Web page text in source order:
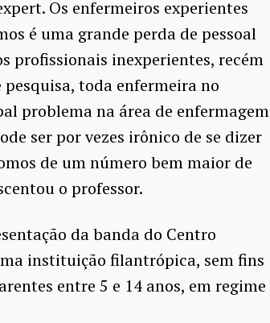
Os enfermeiros experientes
é uma grande perda de pessoal
profissionais inexperientes, recém
toda enfermeira no
problema na área de enfermagem
ser por vezes irônico de se dizer
de um número bem maior de
o professor.
da banda do Centro
instituição filantrópica, sem fins
entre 5 e 14 anos, em regime